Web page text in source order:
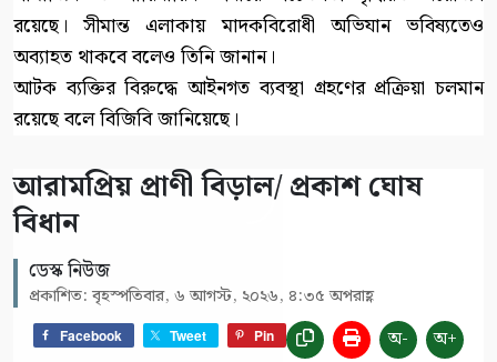
রয়েছে। সীমান্ত এলাকায় মাদকবিরোধী অভিযান ভবিষ্যতেও
অব্যাহত থাকবে বলেও তিনি জানান।
আটক ব্যক্তির বিরুদ্ধে আইনগত ব্যবস্থা গ্রহণের প্রক্রিয়া চলমান
রয়েছে বলে বিজিবি জানিয়েছে।
আরামপ্রিয় প্রাণী বিড়াল/ প্রকাশ ঘোষ
বিধান
ডেস্ক নিউজ
প্রকাশিত: বৃহস্পতিবার, ৬ আগস্ট, ২০২৬, ৪:৩৫ অপরাহ্ণ
Facebook Tweet Pin অ- অ+